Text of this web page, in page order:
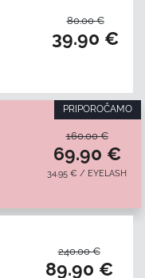
80.00 €
39.90 €
PRIPOROČAMO
160.00 €
69.90 €
34.95 € / EYELASH
240.00 €
89.90 €